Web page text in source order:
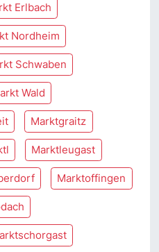
Erlbach
Nordheim
Schwaben
Wald
Marktgraitz
Marktleugast
Marktoffingen